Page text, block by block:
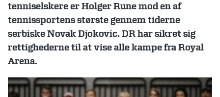
tenniselskere er Holger Rune mod en af
tennissportens største gennem tiderne
serbiske Novak Djokovic. DR har sikret sig
rettighederne til at vise alle kampe fra Royal
Arena.